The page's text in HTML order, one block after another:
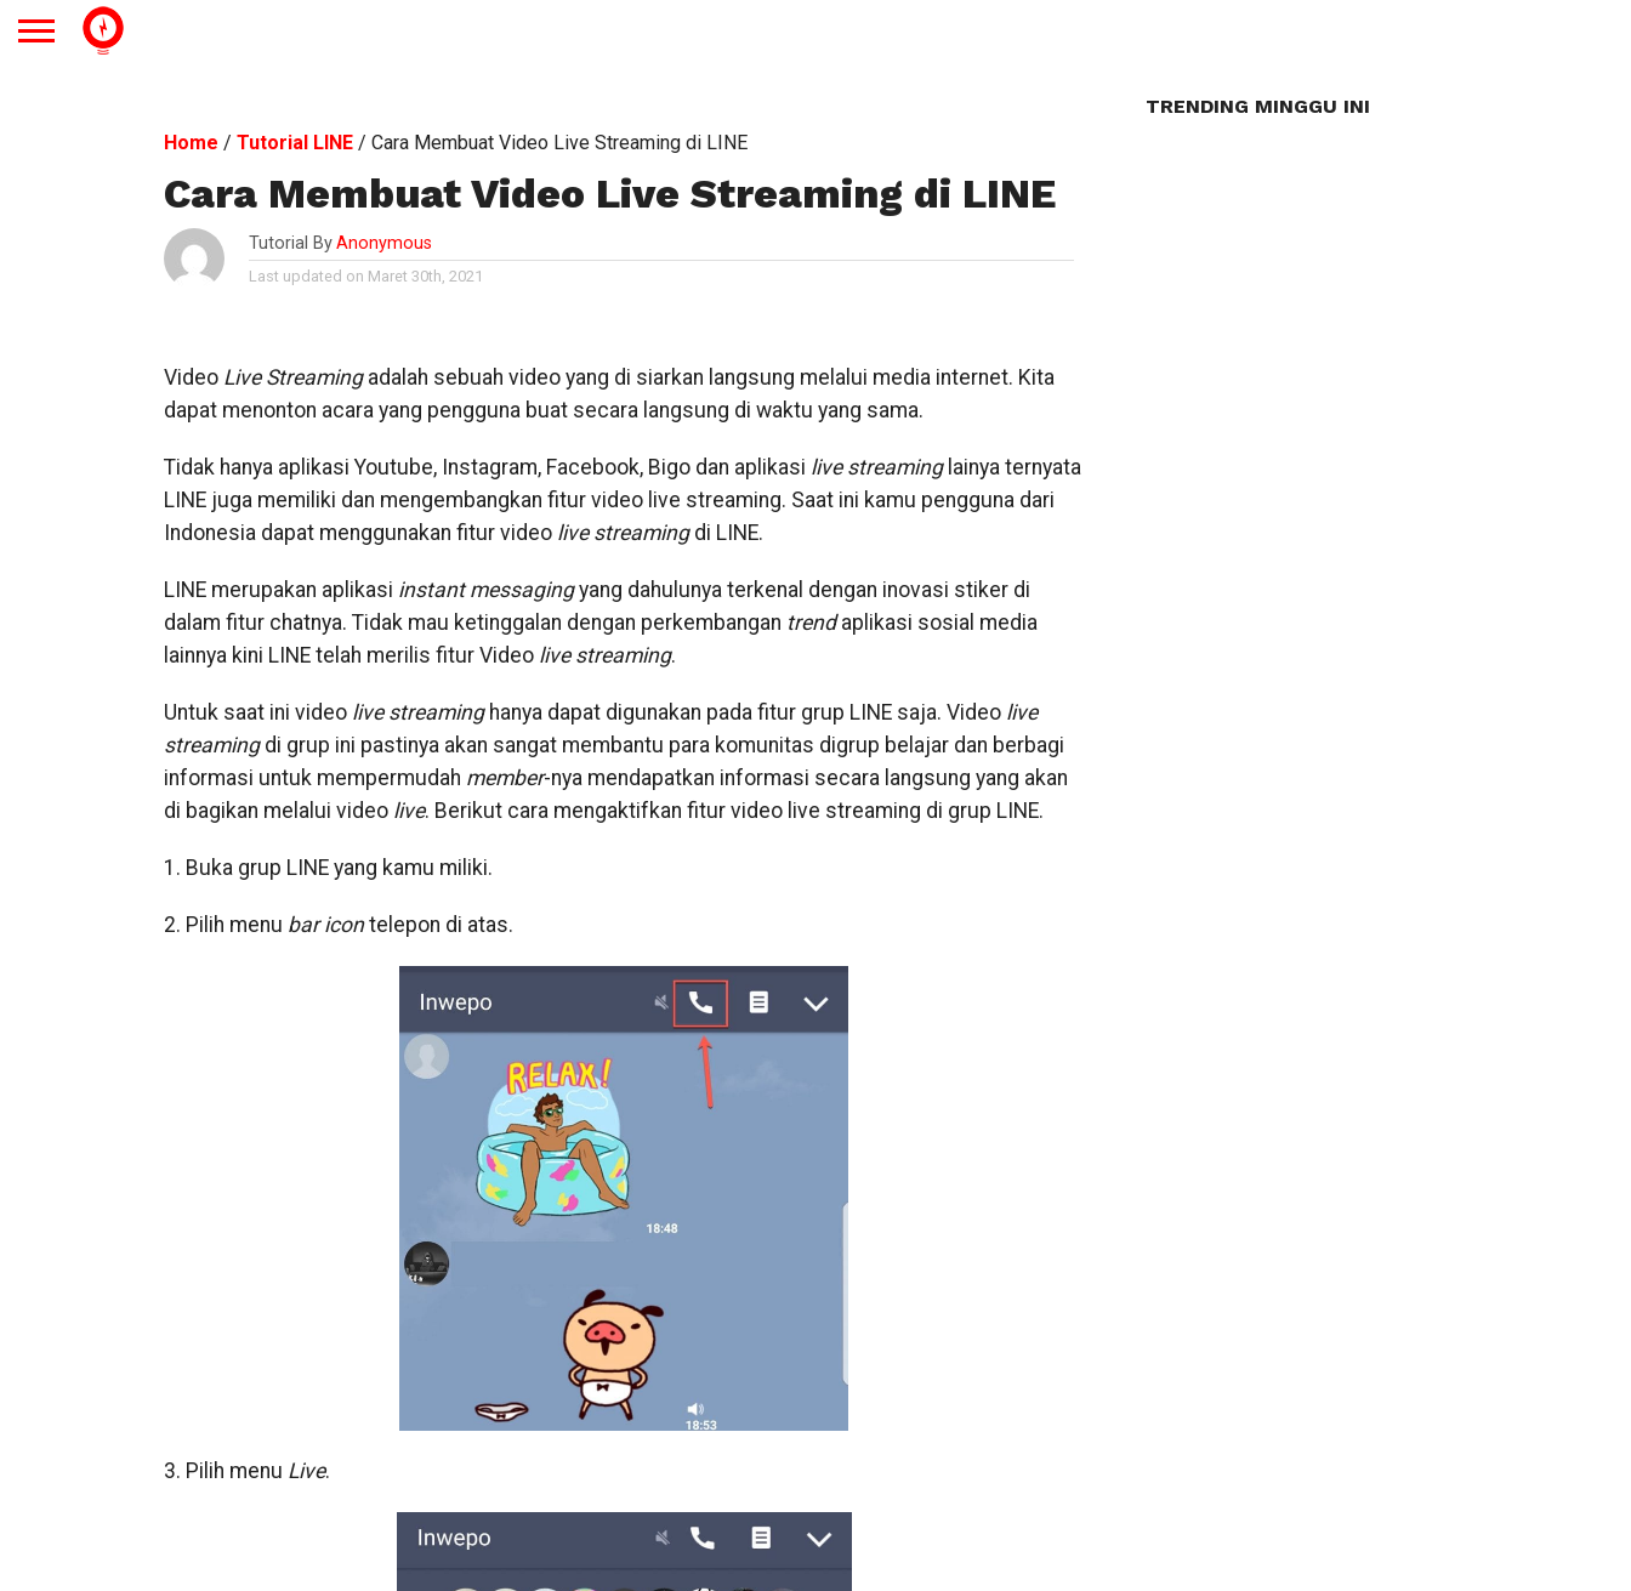
Home / Tutorial LINE/ Cara Membuat Video Live Streaming di LINE
Cara Membuat Video Live Streaming di LINE
Tutorial ByAnonymous
Last updated on Maret 30th, 2021
Video Live Streamingadalah sebuah video yang di siarkan langsung melalui media internet. Kita
dapat menonton acara yang pengguna buat secara langsung di waktu yang sama.
Tidak hanya aplikasi Youtube, Instagram, Facebook, Bigo dan aplikasi live streaminglainya ternyata
LINE juga memiliki dan mengembangkan fitur video live streaming. Saat ini kamu pengguna dari
Indonesia dapat menggunakan fitur videolive streamingdi LINE.
LINE merupakan aplikasi instant messagingyang dahulunya terkenal dengan inovasi stiker di
dalam fitur chatnya. Tidak mau ketinggalan dengan perkembangan trendaplikasi sosial media
lainnya kini LINE telah merilis fitur Video live streaming.
Untuk saat ini video live streaminghanya dapat digunakan pada fitur grup LINE saja. Video live
streamingdi grup ini pastinya akan sangat membantu para komunitas digrup belajar dan berbagi
informasi untuk mempermudah member-nya mendapatkan informasi secara langsung yang akan
di bagikan melalui video live. Berikut cara mengaktifkan fitur video live streaming di grup LINE.
1. Buka grup LINE yang kamu miliki.
2. Pilih menu bar icontelepon di atas.
3. Pilih menu Live.
TRENDING MINGGU INI